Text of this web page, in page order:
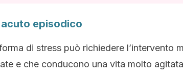
episodico
di stress può richiedere l’intervento
e che conducono una vita molto